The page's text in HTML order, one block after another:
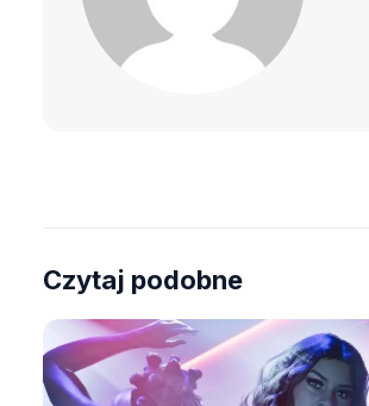
Czytaj podobne